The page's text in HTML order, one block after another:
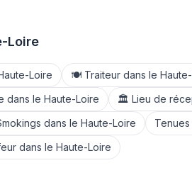
Loire
Loire 🍽️ Traiteur dans le
dans le Haute-Loire 🏛️ Lieu de
dans le Haute-Loire
dans le Haute-Loire